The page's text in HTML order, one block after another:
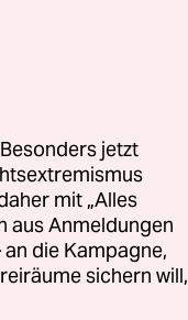
jetzt
mit „Alles
aus Anmeldungen
die Kampagne,
sichern will,